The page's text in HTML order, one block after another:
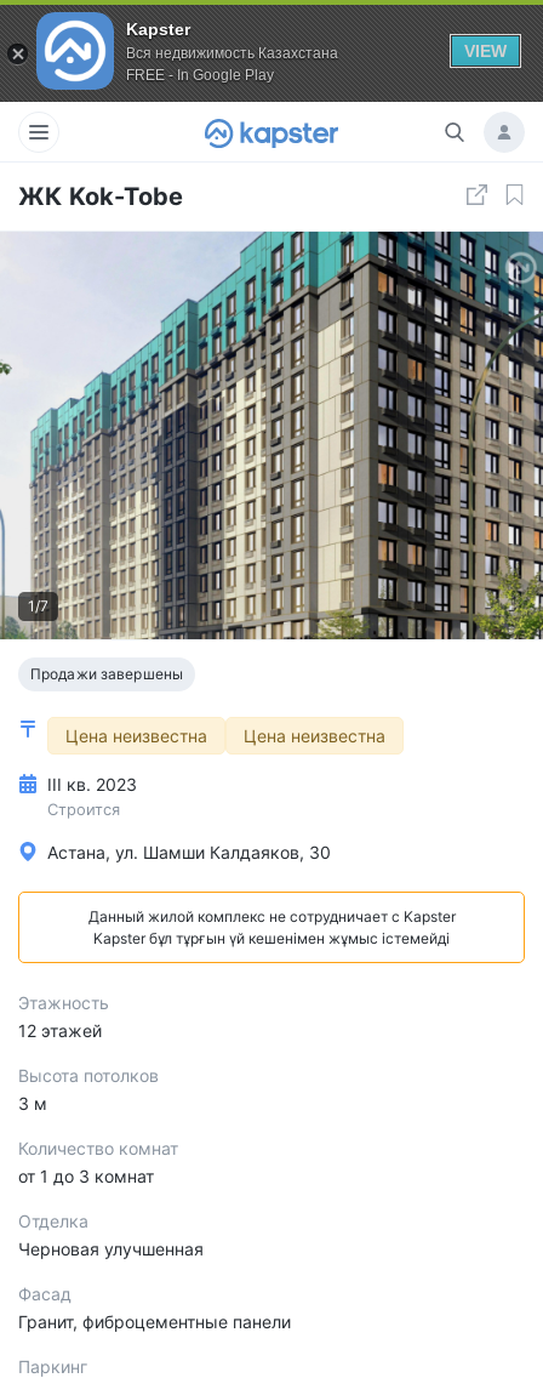
Kapster
Вся недвижимость Казахстана
FREE - In Google Play
VIEW
ЖК Kok-Tobe
1/7
Продажи завершены
Цена неизвестна Цена неизвестна
III кв. 2023
Строится
Астана, ул. Шамши Калдаяков, 30
Данный жилой комплекс не сотрудничает с Kapster
Kapster бұл тұрғын үй кешенімен жұмыс істемейді
Этажность
12 этажей
Высота потолков
3 м
Количество комнат
от 1 до 3 комнат
Отделка
Черновая улучшенная
Фасад
Гранит, фиброцементные панели
Паркинг